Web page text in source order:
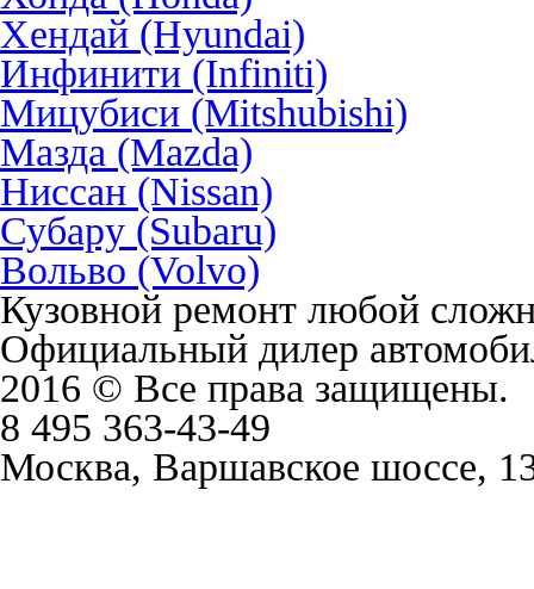
Хендай (Hyundai)
Инфинити (Infiniti)
Мицубиси (Mitshubishi)
Мазда (Mazda)
Ниссан (Nissan)
Субару (Subaru)
Вольво (Volvo)
Кузовной ремонт любой
Официальный дилер
2016 © Все права защищены.
8 495 363-43-49
Москва, Варшавское шоссе,